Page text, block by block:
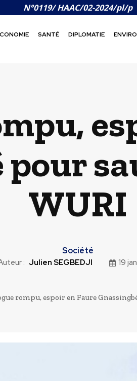
N°0119/ HAAC/02-2024/pl/p
SANTÉ DIPLOMATIE
pour
WURI
Société
: Julien SEGBEDJI 19
rompu, espoir en Faure